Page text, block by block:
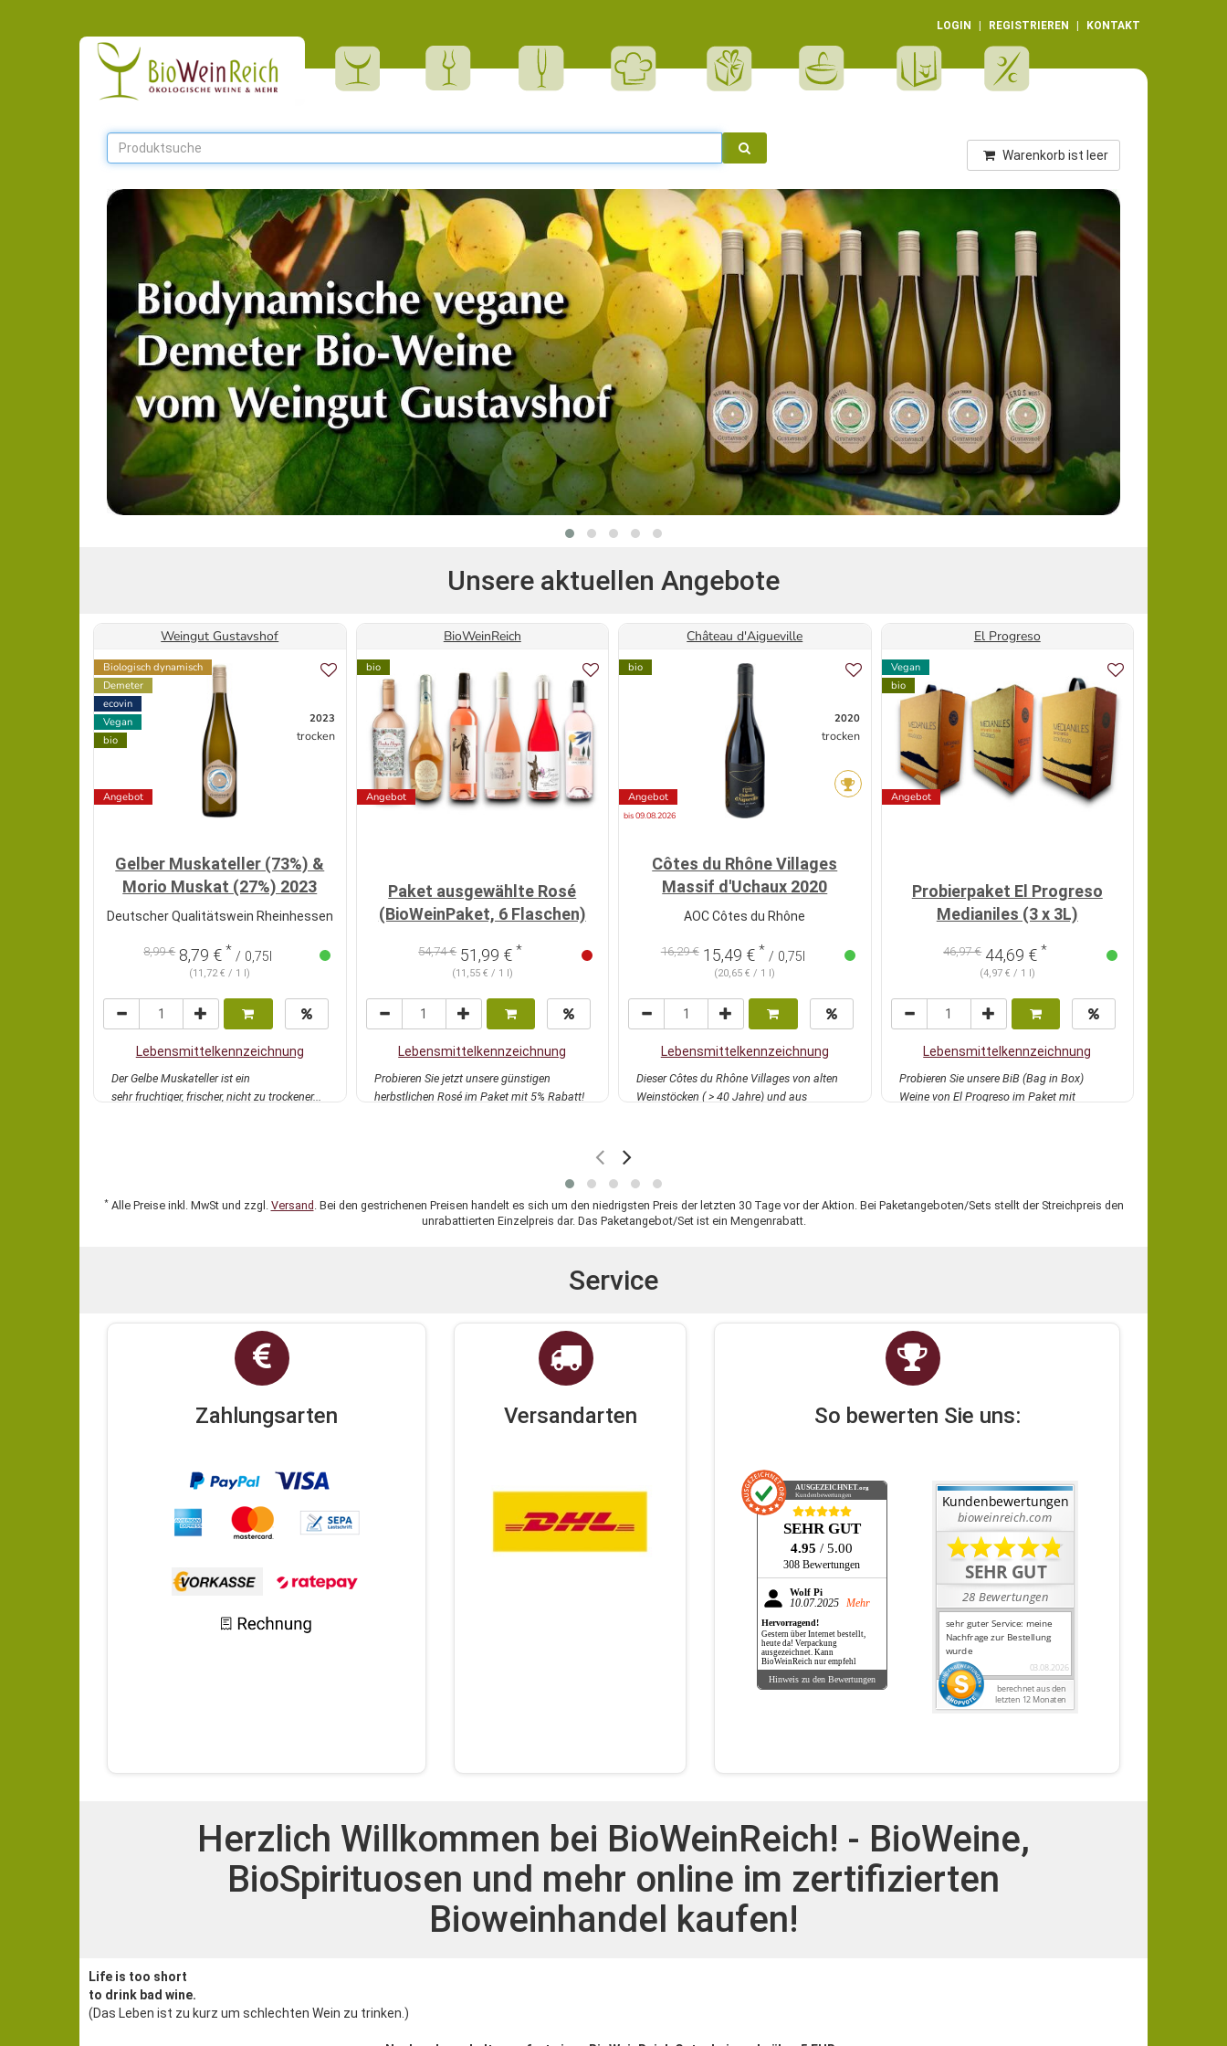
LOGIN REGISTRIEREN KONTAKT
Warenkorb ist leer
Unsere aktuellen Angebote
Weingut Gustavshof
Biologisch dynamisch
Demeter
ecovin
Vegan
bio
Angebot
2023
trocken
Gelber Muskateller (73%) &
Morio Muskat (27%) 2023
Deutscher Qualitätswein Rheinhessen
8,99 €8,79 € * / 0,75l
(11,72 € / 1 l)
Lebensmittelkennzeichnung
Der Gelbe Muskateller ist ein
sehr fruchtiger, frischer, nicht zu trockener...
BioWeinReich
bio
Angebot
Paket ausgewählte Rosé
(BioWeinPaket, 6 Flaschen)
54,74 €51,99 € *
(11,55 € / 1 l)
Lebensmittelkennzeichnung
Probieren Sie jetzt unsere günstigen
herbstlichen Rosé im Paket mit 5% Rabatt!
Château d'Aigueville
bio
Angebot
bis 09.08.2026
2020
trocken
Côtes du Rhône Villages
Massif d'Uchaux 2020
AOC Côtes du Rhône
16,29 €15,49 € * / 0,75l
(20,65 € / 1 l)
Lebensmittelkennzeichnung
Dieser Côtes du Rhône Villages von alten
Weinstöcken ( > 40 Jahre) und aus
El Progreso
Vegan
bio
Angebot
Probierpaket El Progreso
Medianiles (3 x 3L)
46,97 €44,69 € *
(4,97 € / 1 l)
Lebensmittelkennzeichnung
Probieren Sie unsere BiB (Bag in Box)
Weine von El Progreso im Paket mit
*Alle Preise inkl. MwSt und zzgl. Versand . Bei den gestrichenen Preisen handelt es sich um den niedrigsten Preis der letzten 30 Tage vor der Aktion. Bei Paketangeboten/Sets stellt der Streichpreis den
unrabattierten Einzelpreis dar. Das Paketangebot/Set ist ein Mengenrabatt.
Service
Zahlungsarten Versandarten So bewerten Sie uns:
AUSGEZEICHNET .org
Kundenbewertungen
SEHR GUT
4.95/ 5.00
308 Bewertungen
Wolf Pi
10.07.2025 Mehr
Hervorragend!
Gestern über Internet bestellt,
heute da! Verpackung
ausgezeichnet. Kann
BioWeinReich nur empfehl
Hinweis zu den Bewertungen
Herzlich Willkommen bei BioWeinReich! - BioWeine,
BioSpirituosen und mehr online im zertifizierten
Bioweinhandel kaufen!
Life is too short
to drink bad wine.
(Das Leben ist zu kurz um schlechten Wein zu trinken.)